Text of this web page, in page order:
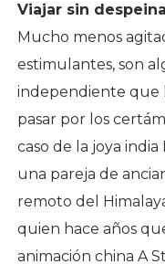
Viajar sin
Mucho menos
estimulantes, son
independiente que
pasar por los
caso de la joya
una pareja de
remoto del
quien hace años
animación china A